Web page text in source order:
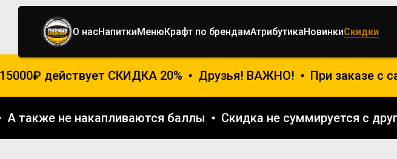
О насНапиткиМенюКрафт по брендамАтрибутикаНовинкиСкидки
действует СКИДКА 20% Друзья! ВАЖНО! При заказе с
А также не накапливаются баллы Скидка не суммируется с